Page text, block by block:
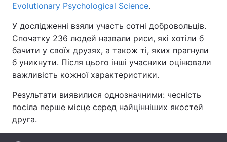
Зброя Інциденти
Здоров'я Туризм
Цікавинки Погода
Екологія Регіони
Лонгріди
Evolutionary Psychological Science.
У дослідженні взяли участь сотні добровольців.
Спочатку 236 людей назвали риси, які хотіли б
бачити у своїх друзях, а також ті, яких прагнули
б уникнути. Після цього інші учасники оцінювали
важливість кожної характеристики.
Результати виявилися однозначними: чесність
посіла перше місце серед найцінніших якостей
друга.